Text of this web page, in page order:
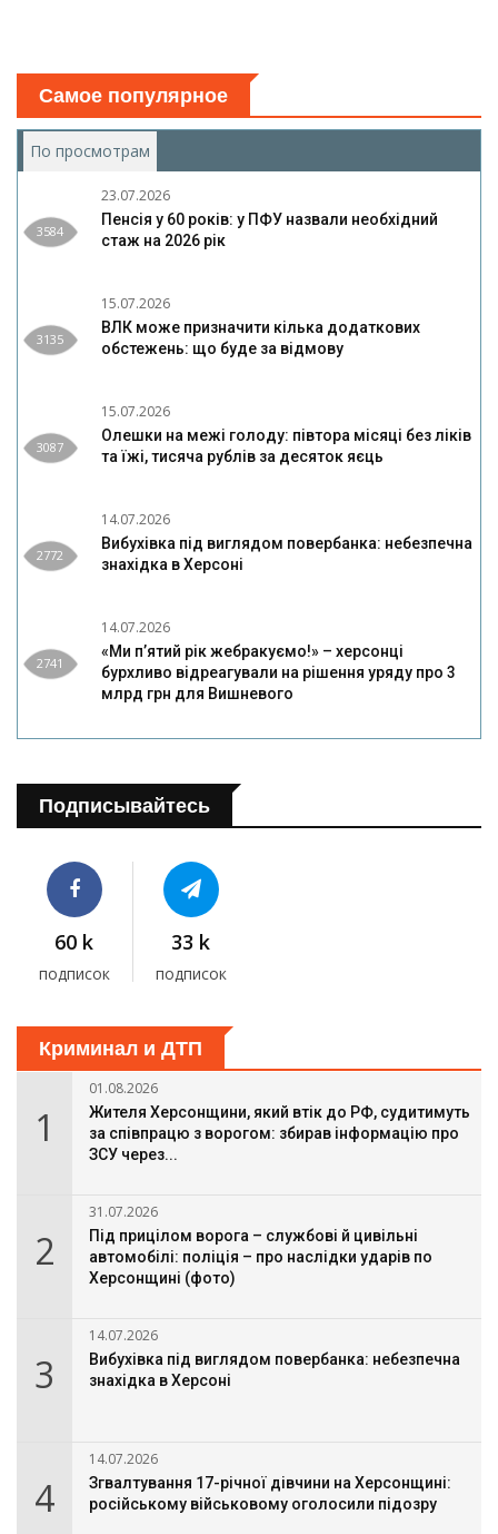
Самое популярное
По просмотрам
3584
23.07.2026
Пенсія у 60 років: у ПФУ назвали необхідний
стаж на 2026 рік
3135
15.07.2026
ВЛК може призначити кілька додаткових
обстежень: що буде за відмову
3087
15.07.2026
Олешки на межі голоду: півтора місяці без ліків
та їжі, тисяча рублів за десяток яєць
2772
14.07.2026
Вибухівка під виглядом повербанка: небезпечна
знахідка в Херсоні
2741
14.07.2026
«Ми п’ятий рік жебракуємо!» – херсонці
бурхливо відреагували на рішення уряду про 3
млрд грн для Вишневого
Подписывайтесь
60 k
подписок
33 k
подписок
Криминал и ДТП
1
01.08.2026
Жителя Херсонщини, який втік до РФ, судитимуть
за співпрацю з ворогом: збирав інформацію про
ЗСУ через...
2
31.07.2026
Під прицілом ворога – службові й цивільні
автомобілі: поліція – про наслідки ударів по
Херсонщині (фото)
3
14.07.2026
Вибухівка під виглядом повербанка: небезпечна
знахідка в Херсоні
4
14.07.2026
Згвалтування 17-річної дівчини на Херсонщині:
російському військовому оголосили підозру